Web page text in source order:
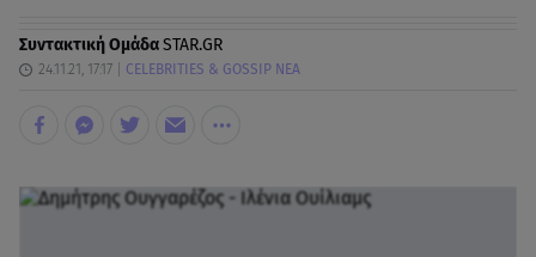
Συντακτική ΟμάδαSTAR.GR
24.11.21, 17:17 CELEBRITIES & GOSSIP ΝΕΑ